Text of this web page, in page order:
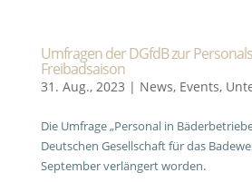
Umfragen der DGfdB zur
Freibadsaison
31. Aug., 2023 | News, Events,
Die Umfrage „Personal in
Deutschen Gesellschaft für das
September verlängert worden.